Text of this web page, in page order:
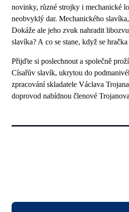
novinky, různé strojky i mechanické
neobvyklý dar. Mechanického
Dokáže ale jeho zvuk nahradit
slavíka? A co se stane, když se
Přijďte si poslechnout a společně
Císařův slavík, ukrytou do
zpracování skladatele Václava
doprovod nabídnou členové